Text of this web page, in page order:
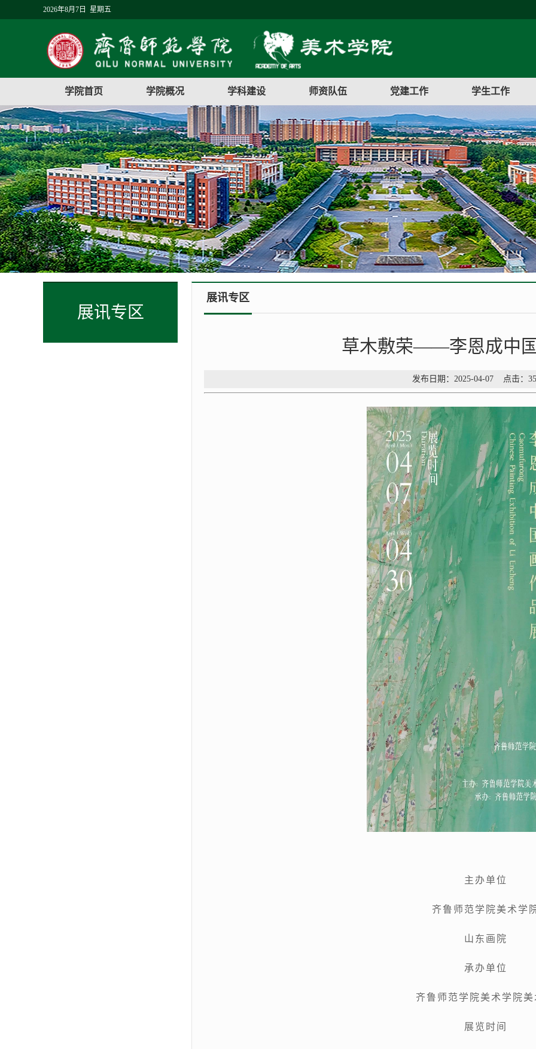
2026年8月7日 星期五
学院首页 学院概况 学科建设 师资队伍 党建工作 学生工作
展讯专区
展讯专区
草木敷荣——李恩成中
发布日期：2025-04-07 点击：
主办单位
齐鲁师范学院美术学
山东画院
承办单位
齐鲁师范学院美术学院
展览时间